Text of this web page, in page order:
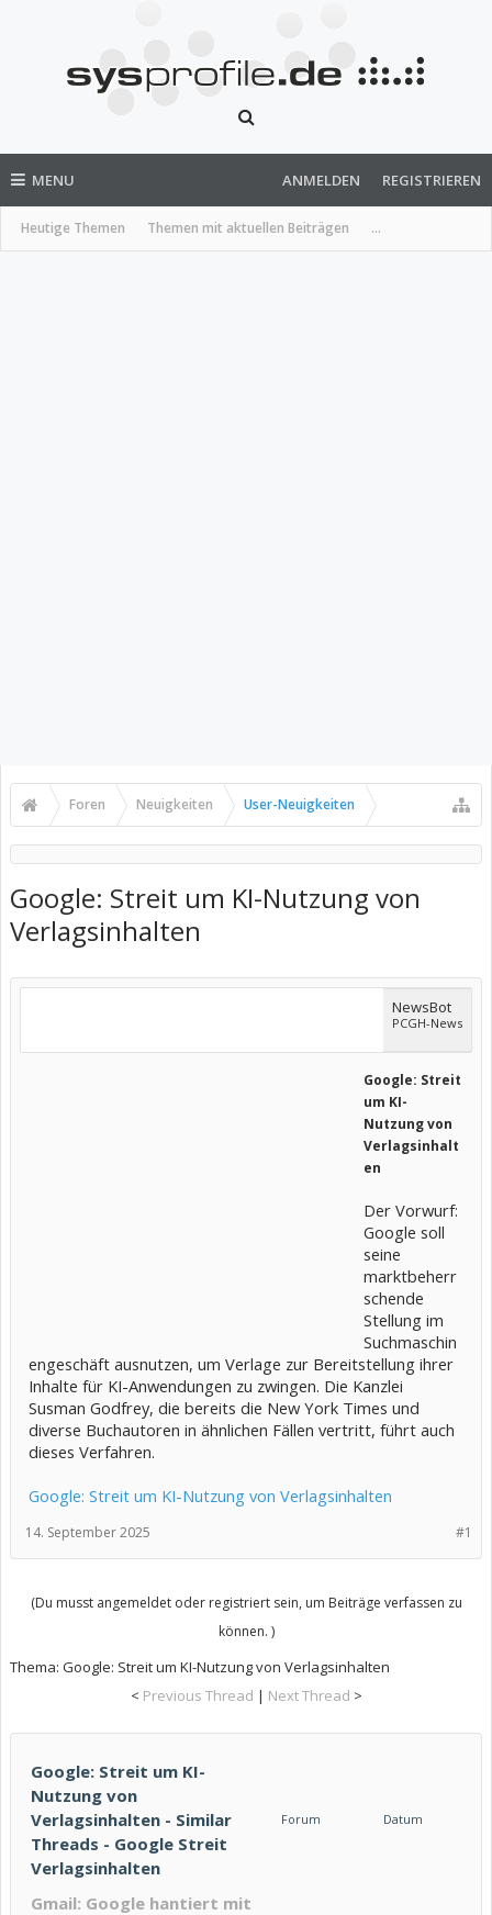
MENU
Heutige Themen Themen mit aktuellen Beiträgen ...
ANMELDEN REGISTRIEREN
Foren Neuigkeiten User-Neuigkeiten
Google: Streit um KI-Nutzung von
Verlagsinhalten
NewsBot
PCGH-News
Google: Streit
um KI-
Nutzung von
Verlagsinhalt
en
Der Vorwurf:
Google soll
seine
marktbeherr
schende
Stellung im
Suchmaschin
engeschäft ausnutzen, um Verlage zur Bereitstellung ihrer
Inhalte für KI-Anwendungen zu zwingen. Die Kanzlei
Susman Godfrey, die bereits die New York Times und
diverse Buchautoren in ähnlichen Fällen vertritt, führt auch
dieses Verfahren.
Google: Streit um KI-Nutzung von Verlagsinhalten
#1
14. September 2025
(Du musst angemeldet oder registriert sein, um Beiträge verfassen zu
können. )
Thema: Google: Streit um KI-Nutzung von Verlagsinhalten
< Previous Thread | Next Thread >
Google: Streit um KI-
Nutzung von
Verlagsinhalten - Similar
Threads - Google Streit
Verlagsinhalten
Forum Datum
Gmail: Google hantiert mit